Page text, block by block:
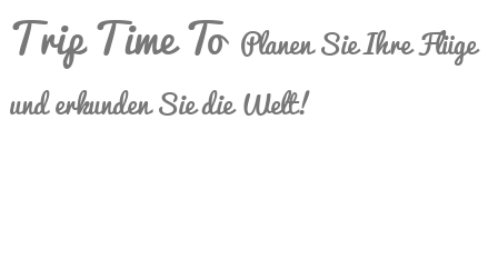
Trip Time To Planen Sie Ihre Flüge
und erkunden Sie die Welt!